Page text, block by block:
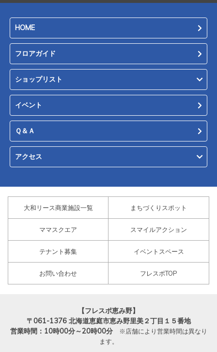
HOME
フロアガイド
ショップリスト
イベント
Ｑ＆Ａ
アクセス
大和リース商業施設一覧 まちづくりスポット
ママスクエア スマイルアクション
テナント募集 イベントスペース
お問い合わせ フレスポTOP
【フレスポ恵み野】
〒061-1376 北海道恵庭市恵み野里美２丁目１５番地
営業時間：10時00分～20時00分※店舗により営業時間は異なり
ます。